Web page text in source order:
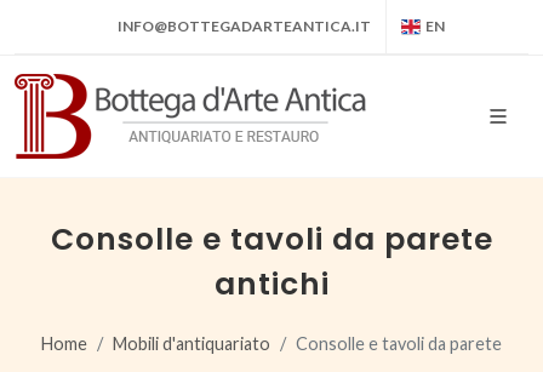
INFO@BOTTEGADARTEANTICA.IT EN
Consolle e tavoli da parete
antichi
Home Mobili d'antiquariato Consolle e tavoli da parete